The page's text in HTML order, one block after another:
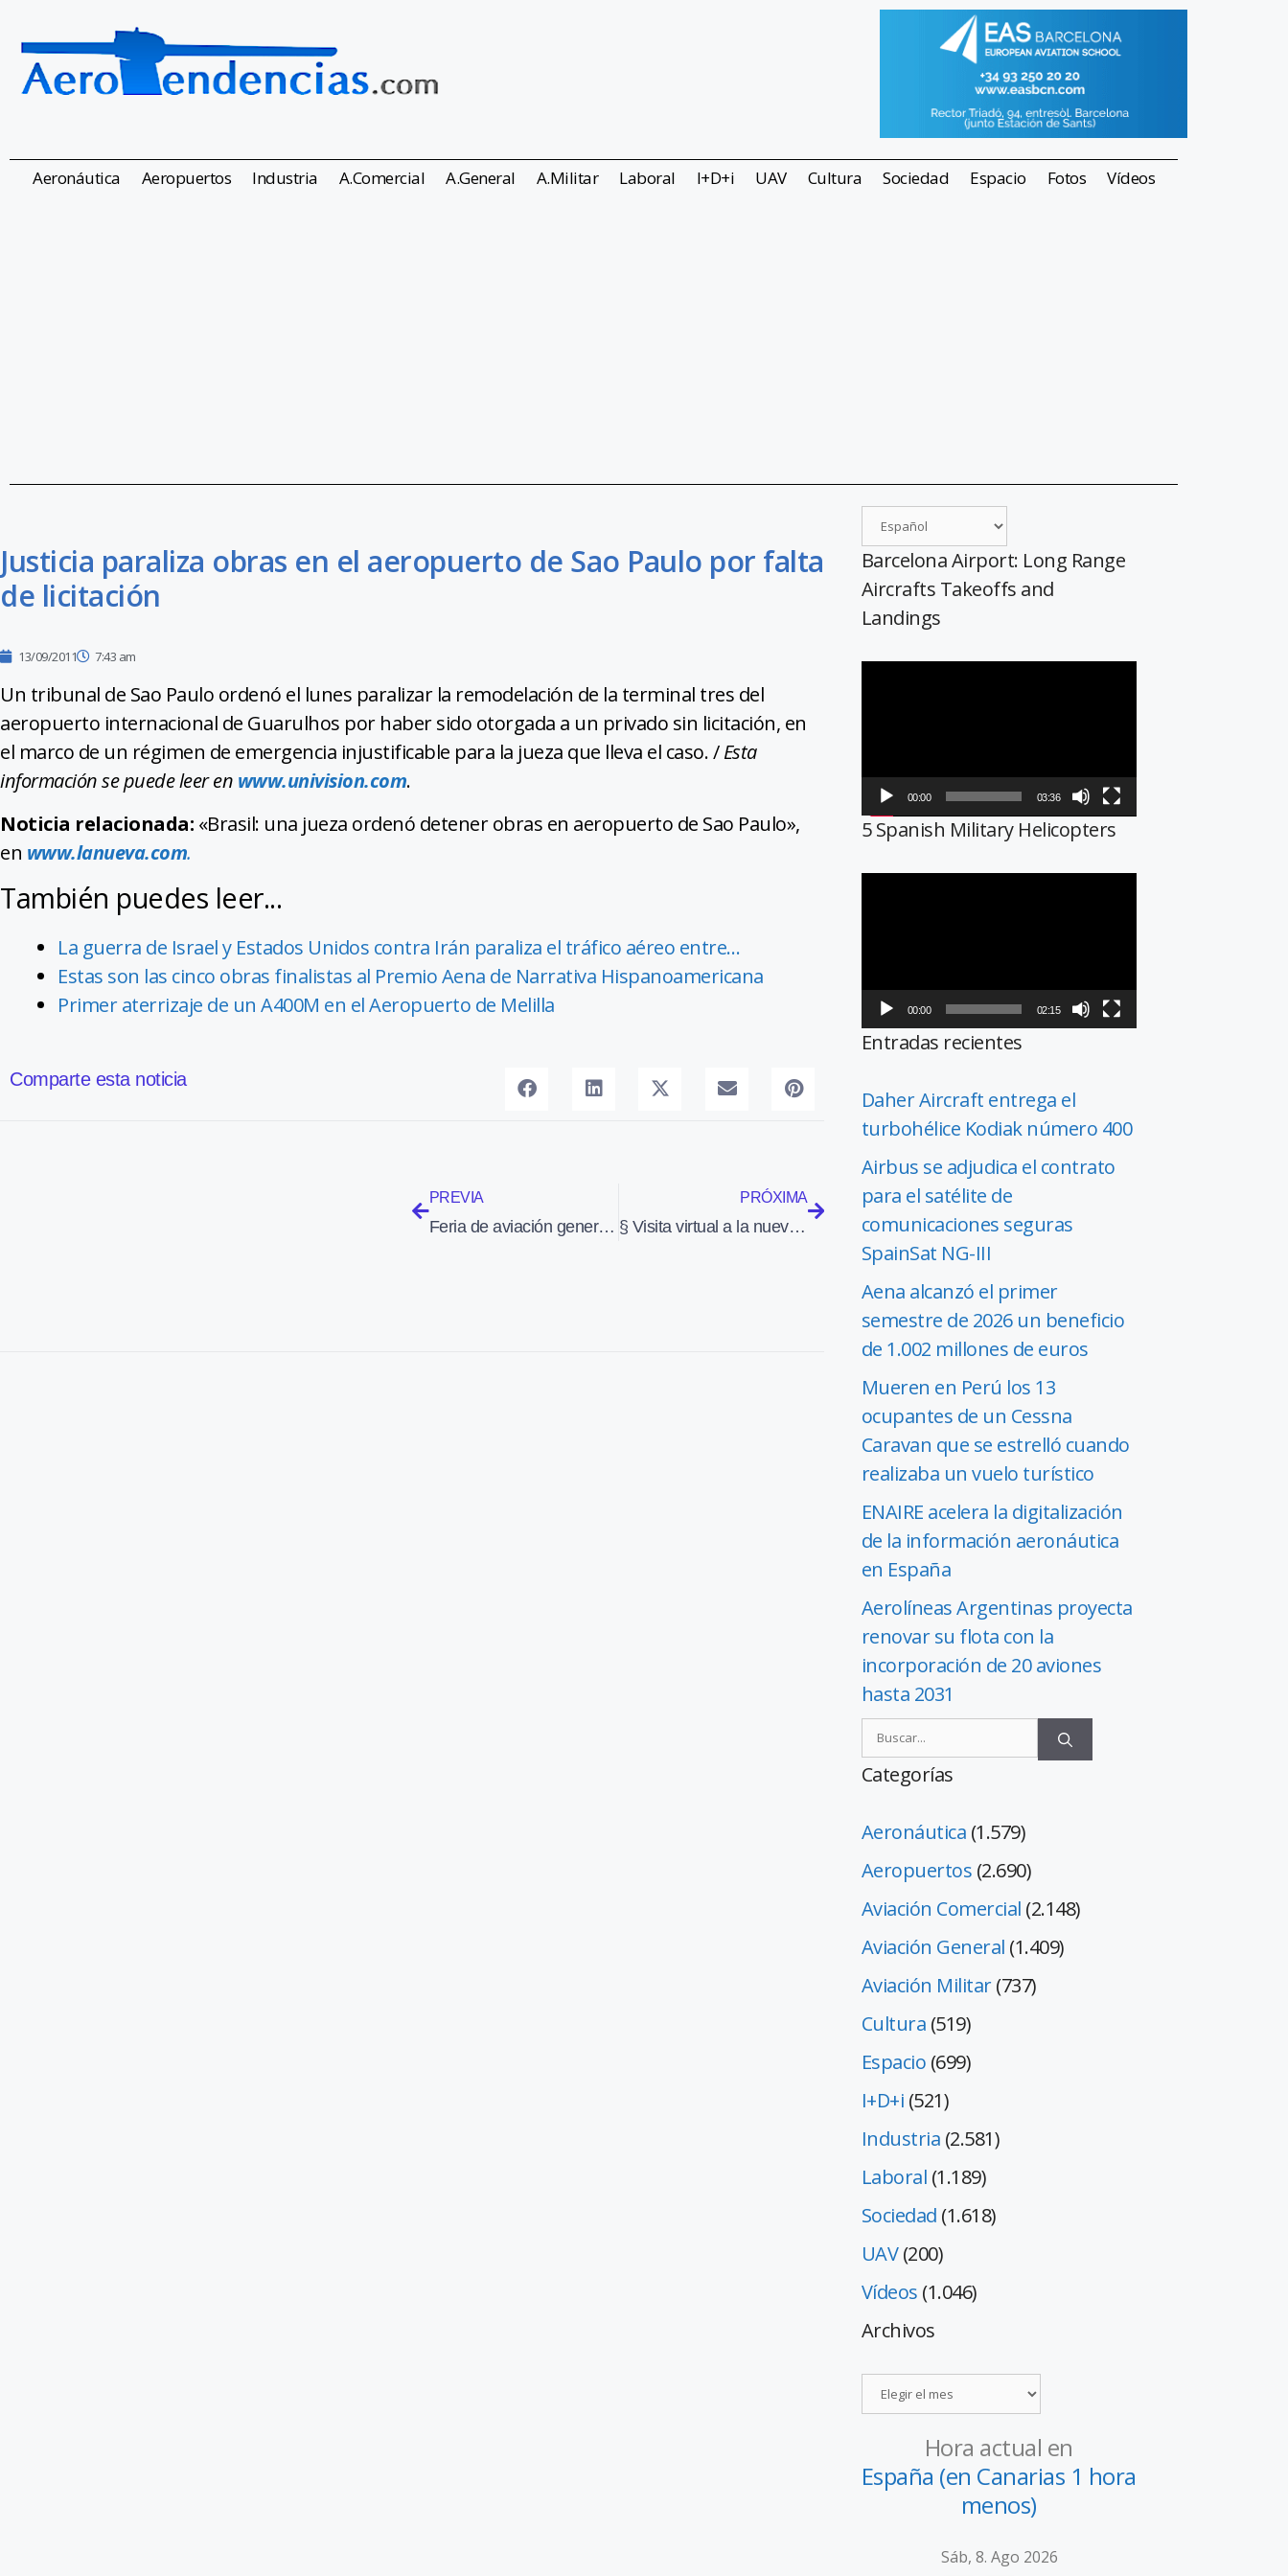
Aeronáutica Aeropuertos Industria A.Comercial A.General A.Militar Laboral I+D+i UAV Cultura Sociedad Espacio Fotos Vídeos
Justicia paraliza obras en el aeropuerto de Sao Paulo por falta
de licitación
13/09/2011 7:43 am
Un tribunal de Sao Paulo ordenó el lunes paralizar la remodelación de la terminal tres del
aeropuerto internacional de Guarulhos por haber sido otorgada a un privado sin licitación, en
el marco de un régimen de emergencia injustificable para la jueza que lleva el caso. /Esta
información se puede leer en www.univision.com.
Noticia relacionada: «Brasil: una jueza ordenó detener obras en aeropuerto de Sao Paulo»,
en www.lanueva.com.
También puedes leer...
La guerra de Israel y Estados Unidos contra Irán paraliza el tráfico aéreo entre…
Estas son las cinco obras finalistas al Premio Aena de Narrativa Hispanoamericana
Primer aterrizaje de un A400M en el Aeropuerto de Melilla
Comparte esta noticia
PREVIA
Feria de aviación general en octubre en China
PRÓXIMA
§ Visita virtual a la nueva terminal de Delta en JFK de Nueva York
Barcelona Airport: Long Range
Aircrafts Takeoffs and
Landings
00:00 03:36
5 Spanish Military Helicopters
00:00 02:15
Entradas recientes
Daher Aircraft entrega el
turbohélice Kodiak número 400
Airbus se adjudica el contrato
para el satélite de
comunicaciones seguras
SpainSat NG-III
Aena alcanzó el primer
semestre de 2026 un beneficio
de 1.002 millones de euros
Mueren en Perú los 13
ocupantes de un Cessna
Caravan que se estrelló cuando
realizaba un vuelo turístico
ENAIRE acelera la digitalización
de la información aeronáutica
en España
Aerolíneas Argentinas proyecta
renovar su flota con la
incorporación de 20 aviones
hasta 2031
Categorías
Aeronáutica (1.579)
Aeropuertos (2.690)
Aviación Comercial (2.148)
Aviación General (1.409)
Aviación Militar(737)
Cultura (519)
Espacio (699)
I+D+i (521)
Industria (2.581)
Laboral (1.189)
Sociedad (1.618)
UAV(200)
Vídeos (1.046)
Archivos
Hora actual en
España (en Canarias 1 hora
menos)